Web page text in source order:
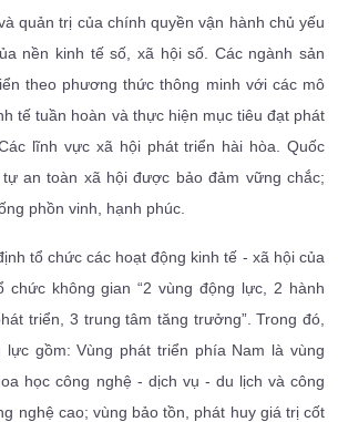
quản trị của chính quyền vận hành chủ yếu
nền kinh tế số, xã hội số. Các ngành sản
theo phương thức thông minh với các mô
tế tuần hoàn và thực hiện mục tiêu đạt phát
lĩnh vực xã hội phát triển hài hòa. Quốc
an toàn xã hội được bảo đảm vững chắc;
phồn vinh, hạnh phúc.
tổ chức các hoạt động kinh tế - xã hội của
chức không gian “2 vùng động lực, 2 hành
triển, 3 trung tâm tăng trưởng”. Trong đó,
lực gồm: Vùng phát triển phía Nam là vùng
học công nghệ - dịch vụ - du lịch và công
nghệ cao; vùng bảo tồn, phát huy giá trị cốt